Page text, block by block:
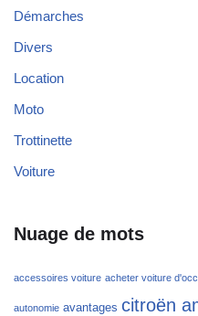
Démarches
Divers
Location
Moto
Trottinette
Voiture
Nuage de mots
accessoires voiture acheter voiture
autonomie avantages citroën